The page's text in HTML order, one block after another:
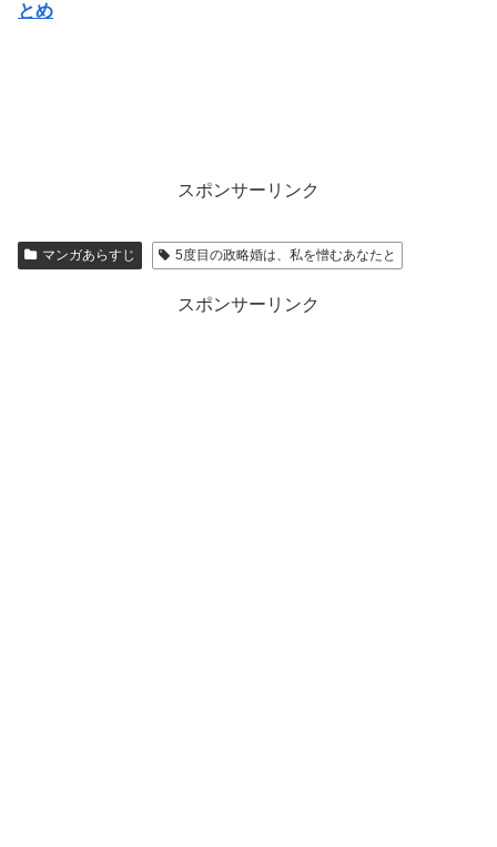
とめ
スポンサーリンク
マンガあらすじ 5度目の政略婚は、私を憎むあなたと
スポンサーリンク